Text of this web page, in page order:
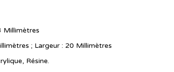
Millimètres
; Largeur : 20 Millimètres
Résine.